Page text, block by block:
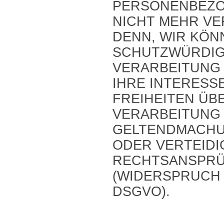
NICHT MEHR
DENN, WIR
IHRE
FREIHEITEN
ODER
DSGVO).